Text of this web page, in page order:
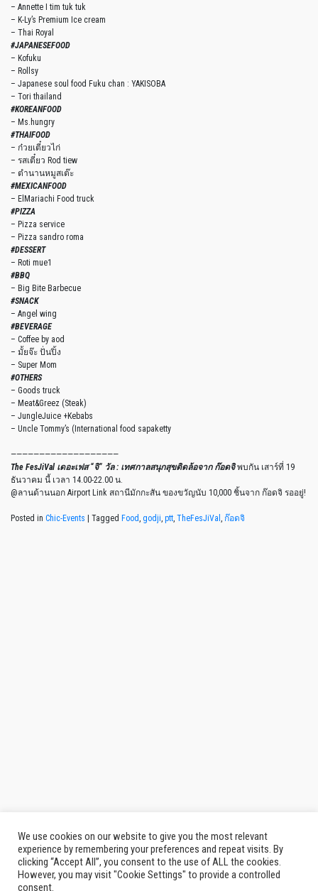
– Annette I tim tuk tuk
– K-Ly’s Premium Ice cream
– Thai Royal
#JAPANESEFOOD
– Kofuku
– Rollsy
– Japanese soul food Fuku chan : YAKISOBA
– Tori thailand
#KOREANFOOD
– Ms.hungry
#THAIFOOD
– ก๋วยเตี๋ยวไก่
– รสเตี๋ยว Rod tiew
– ตำนานหมูสเต๊ะ
#MEXICANFOOD
– ElMariachi Food truck
#PIZZA
– Pizza service
– Pizza sandro roma
#DESSERT
– Roti mue1
#BBQ
– Big Bite Barbecue
#SNACK
– Angel wing
#BEVERAGE
– Coffee by aod
– มั้ยจ๊ะ ปั่นปิ้ง
– Super Mom
#OTHERS
– Goods truck
– Meat&Greez (Steak)
– JungleJuice +Kebabs
– Uncle Tommy’s (International food sapaketty
———————————————————
The FesJiVal เดอะเฟส “จิ” วัล : เทศกาลสนุกสุขติดล้อจาก ก๊อดจิพบกัน เสาร์ที่ 19
ธันวาคม นี้ เวลา 14.00-22.00 น.
@ลานด้านนอก Airport Link สถานีมักกะสัน ของขวัญนับ 10,000 ชิ้นจาก ก๊อดจิ รออยู่!
Posted in Chic-Events Tagged Food, godji, ptt, TheFesJiVal , ก๊อดจิ
We use cookies on our website to give you the most relevant
experience by remembering your preferences and repeat visits. By
clicking “Accept All”, you consent to the use of ALL the cookies.
However, you may visit "Cookie Settings" to provide a controlled
consent.